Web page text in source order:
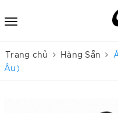
Trang chủ Hàng Sẵn
Âu)